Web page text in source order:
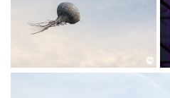
BEACH
PARTY2_PH©TITTI